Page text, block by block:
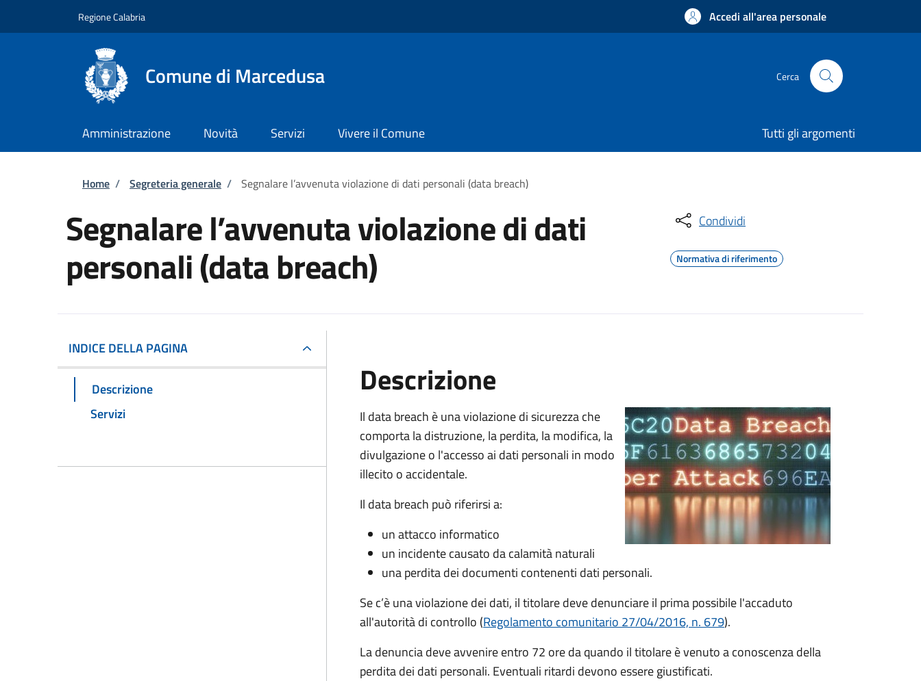
Regione Calabria Accedi all'area personale
Comune di Marcedusa Cerca
Amministrazione Novità Servizi Vivere il Comune Tutti gli argomenti
Briciole di pane
Home / Segreteria generale / Segnalare l’avvenuta violazione di dati personali (data breach)
Segnalare l’avvenuta violazione di dati
personali (data breach)
Condividi
Normativa di riferimento
INDICE DELLA PAGINA
Descrizione
Servizi
Descrizione
Il data breach è una violazione di sicurezza che
comporta la distruzione, la perdita, la modifica, la
divulgazione o l'accesso ai dati personali in modo
illecito o accidentale.
Il data breach può riferirsi a:
un attacco informatico
un incidente causato da calamità naturali
una perdita dei documenti contenenti dati personali.
Se c’è una violazione dei dati, il titolare deve denunciare il prima possibile l'accaduto
all'autorità di controllo (Regolamento comunitario 27/04/2016, n. 679).
La denuncia deve avvenire entro 72 ore da quando il titolare è venuto a conoscenza della
perdita dei dati personali. Eventuali ritardi devono essere giustificati.